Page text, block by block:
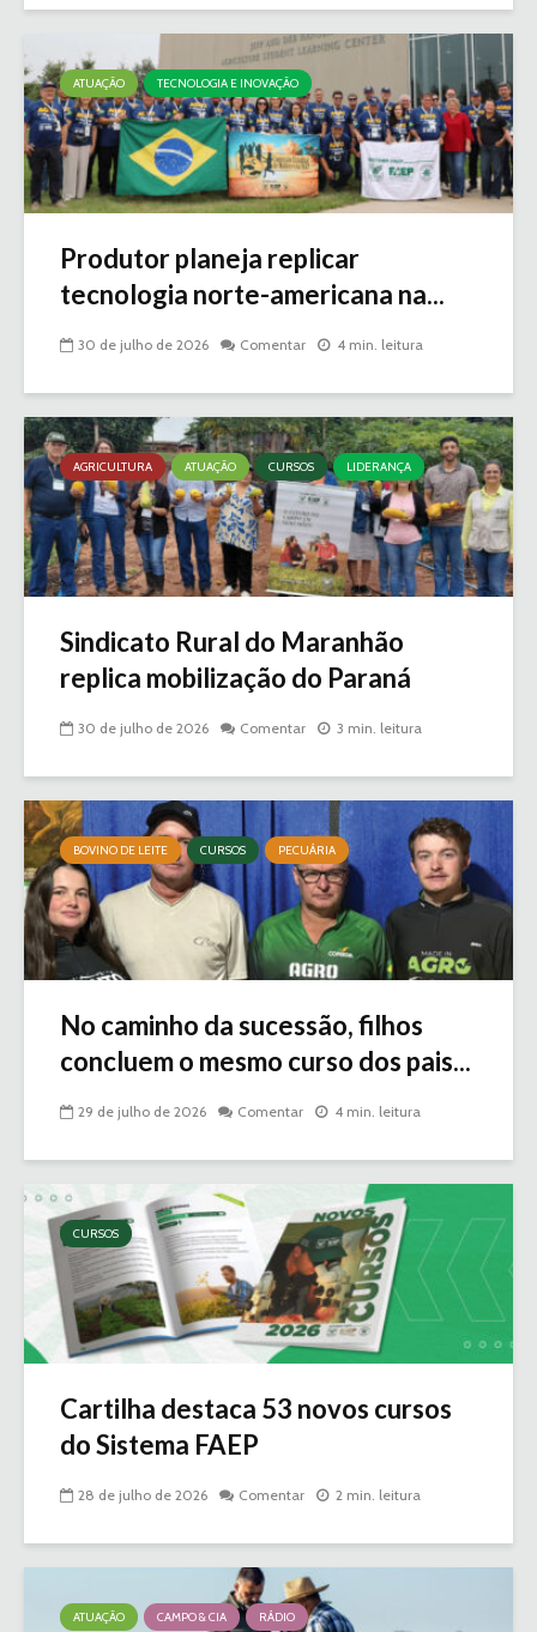
ATUAÇÃO TECNOLOGIA E INOVAÇÃO
Produtor planeja replicar
tecnologia norte-americana na...
30 de julho de 2026 Comentar 4 min. leitura
AGRICULTURA ATUAÇÃO CURSOS LIDERANÇA
Sindicato Rural do Maranhão
replica mobilização do Paraná
30 de julho de 2026 Comentar 3 min. leitura
BOVINO DE LEITE CURSOS PECUÁRIA
No caminho da sucessão, filhos
concluem o mesmo curso dos pais...
29 de julho de 2026 Comentar 4 min. leitura
CURSOS
Cartilha destaca 53 novos cursos
do Sistema FAEP
28 de julho de 2026 Comentar 2 min. leitura
ATUAÇÃO CAMPO & CIA RÁDIO